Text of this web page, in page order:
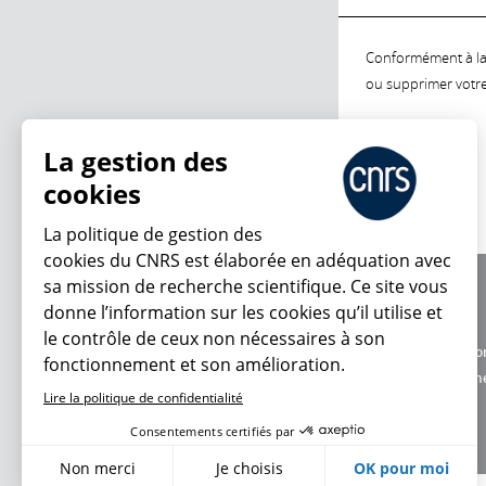
Conformément à
ou supprimer
Charte
Données
La gestion des
cookies
La politique de gestion des
cookies du CNRS est élaborée en adéquation avec
sa mission de recherche scientifique. Ce site vous
donne l’information sur les cookies qu’il utilise et
le contrôle de ceux non nécessaires à son
fonctionnement et son amélioration.
Lire la politique de confidentialité
Consentements certifiés par
Non merci Je choisis OK pour moi